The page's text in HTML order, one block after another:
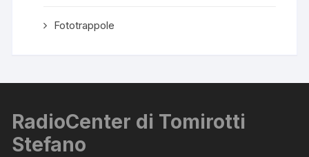
Fototrappole
RadioCenter di Tomirotti
Stefano